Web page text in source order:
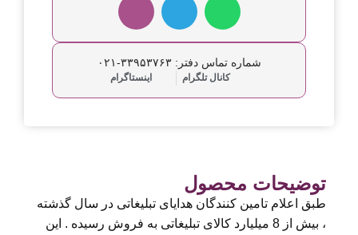
شماره تماس دفتر: ۳۳۹۵۳۷۶۳-۰۲۱
کانال تلگرام اینستاگرام
توضیحات محصول
طبق اعلام تامین کنندگان هدایای تبلیغاتی در سال گذشته
، بیش از 8 میلیارد کالای تبلیغاتی به فروش رسیده . این